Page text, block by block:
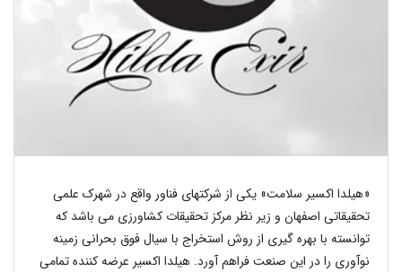
«هیلدا اکسیر سلامت» یکی از شرکتهای فناور واقع در شهرک علمی
تحقیقاتی اصفهان و زیر نظر مرکز تحقیقات کشاورزی می باشد که
توانسته با بهره گیری از روش استخراج با سیال فوق بحرانی زمینه
نوآوری را در این صنعت فراهم آورد. هیلدا اکسیر عرضه کننده تمامی